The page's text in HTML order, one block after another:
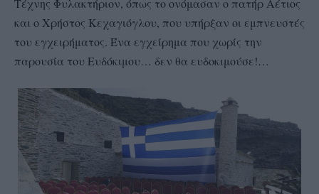
και ο Χρήστος Κεχαγιόγλου, που υπήρξαν οι εμπνευστές
του εγχειρήματος. Ένα εγχείρημα που χωρίς την
παρουσία του Ευδόκιμου… δεν θα ευδοκιμούσε!…